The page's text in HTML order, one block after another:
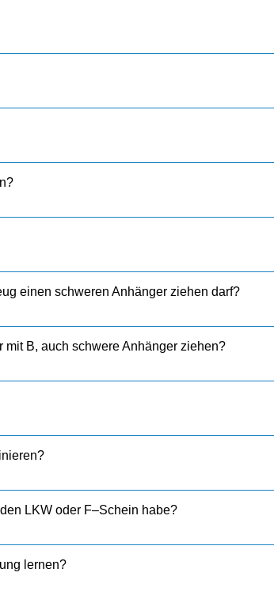
Neufelden, Rohrbach und Walding zu
einen schweren Anhänger ziehen darf?
B, auch schwere Anhänger ziehen?
LKW oder F–Schein habe?
lernen?